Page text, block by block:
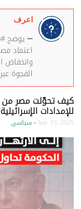
اعرف
➖ يوضح
اعتماد
وانخفاض
الفجوة
كيف تحوّلت مصر من
للإمدادات
Jun. 15, 2025- سياسي